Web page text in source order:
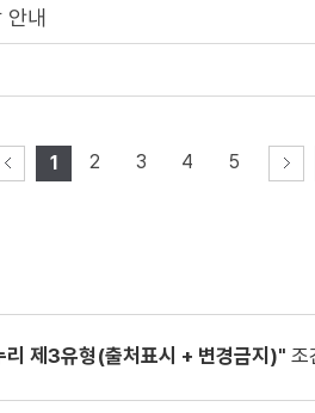
내
1 2 3 4 5
리 제3유형(출처표시 + 변경금지)" 조